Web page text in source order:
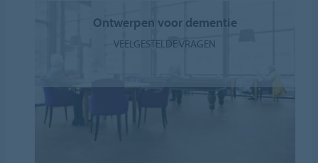
Ontwerpen voor dementie
VEELGESTELDE VRAGEN